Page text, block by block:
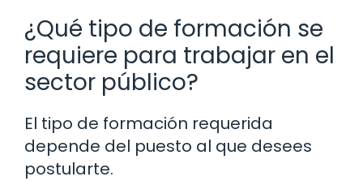
¿Qué tipo de formación se
requiere para trabajar en el
sector público?
El tipo de formación requerida
depende del puesto al que desees
postularte.